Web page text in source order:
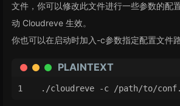
文件，你可以修改此文件进行一些参数的配
动 Cloudreve 生效。
你也可以在启动时加入-c参数指定配置文件
PLAINTEXT
./cloudreve -c /path/to/